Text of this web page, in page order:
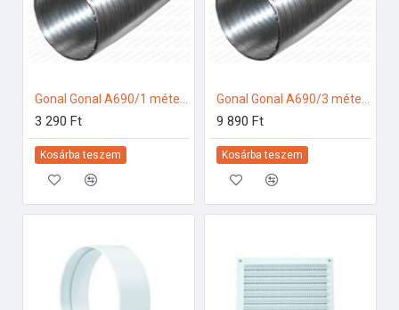
Gonal Gonal A690/1 méter Flexibilis ALU cső Á150 mm 150-es páraelszívóhoz
3 290 Ft
Kosárba teszem
Gonal Gonal A690/3 méter Flexibilis ALU cső Á150 mm 150-es páraelszívóhoz
9 890 Ft
Kosárba teszem